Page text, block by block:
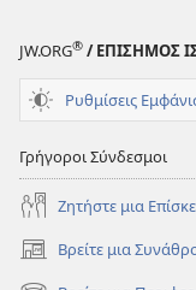
JW.ORG® / ΕΠΙΣΗΜΟΣ
Ρυθμίσεις
Γρήγοροι Σύνδεσμοι
Ζητήστε μια
Βρείτε μια
(ανοίγει
νέο